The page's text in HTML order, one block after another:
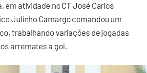
em atividade no CT José Carlos
Julinho Camargo comandou um
trabalhando variações de jogadas
arremates a gol.